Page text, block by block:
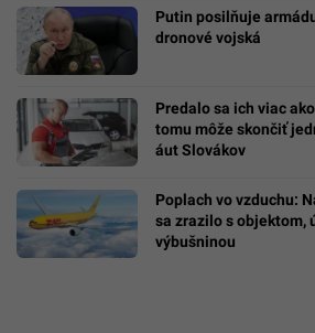
Putin posilňuje
dronové vojská
Predalo sa ich viac
tomu môže skončiť
áut Slovákov
Poplach vo vzduchu:
sa zrazilo s objektom,
výbušninou